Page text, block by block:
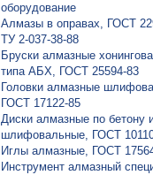
оборудование
Алмазы в оправах, ГОСТ
ТУ 2-037-38-88
Бруски алмазные
типа АБХ, ГОСТ 25594-83
Головки алмазные
ГОСТ 17122-85
Диски алмазные по бетону
шлифовальные, ГОСТ
Иглы алмазные, ГОСТ
Инструмент алмазный